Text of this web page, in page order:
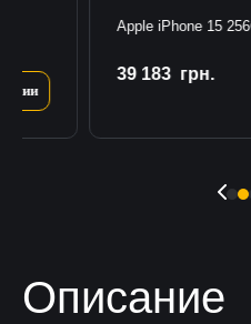
Apple iPhone 15
39 183 грн.
Купить
Описание